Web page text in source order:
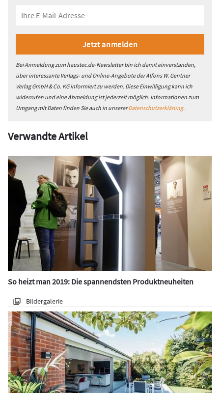
Bei Anmeldung zum haustec.de-Newsletter bin ich damit einverstanden,
über interessante Verlags- und Online-Angebote der Alfons W. Gentner
Verlag GmbH & Co. KG informiert zu werden. Diese Einwilligung kann ich
widerrufen und eine Abmeldung ist jederzeit möglich. Informationen zum
Umgang mit Daten finden Sie auch in unsererDatenschutzerklärung.
Verwandte Artikel
So heizt man 2019: Die spannendsten Produktneuheiten
Bildergalerie